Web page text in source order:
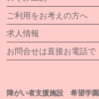
ご利用をお考えの方へ
求人情報
お問合せは直接お電話で
障がい者支援施設 希望学園